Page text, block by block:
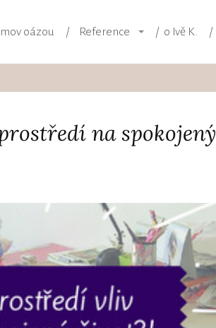
oázou Reference o Ivě K.
na spokojený